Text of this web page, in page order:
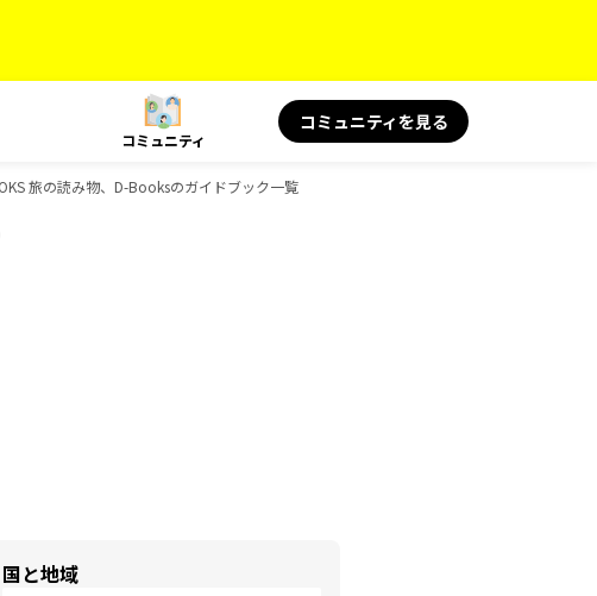
コミュニティ
コミュニティを見る
旅の読み物、D-Booksのガイドブック一覧
国と地域